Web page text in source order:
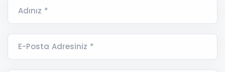
Adınız *
E-Posta Adresiniz *